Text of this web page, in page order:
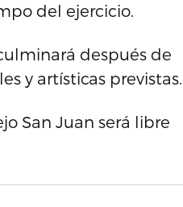
del ejercicio.
después de
y artísticas previstas.
San Juan será libre